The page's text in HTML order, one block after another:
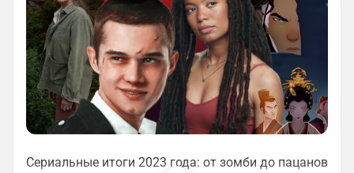
Сериальные итоги 2023 года: от зомби до пацанов